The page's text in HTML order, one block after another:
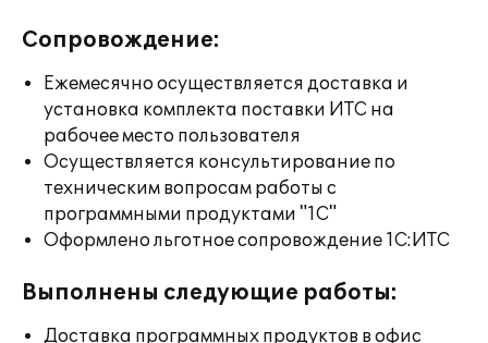
Сопровождение:
Ежемесячно осуществляется доставка и
установка комплекта поставки ИТС на
рабочее место пользователя
Осуществляется консультирование по
техническим вопросам работы с
программными продуктами "1С"
Оформлено льготное сопровождение 1С:ИТС
Выполнены следующие работы:
Доставка программных продуктов в офис